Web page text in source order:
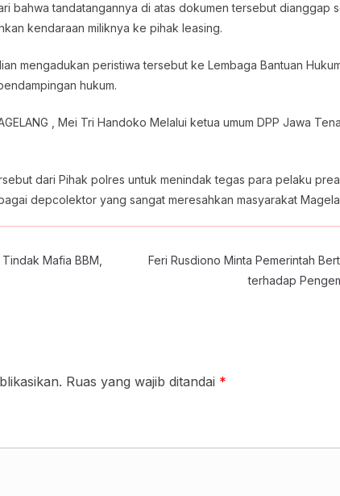
bahwa tandatangannya di atas dokumen tersebut dianggap
kendaraan miliknya ke pihak leasing.
mengadukan peristiwa tersebut ke Lembaga Bantuan
hukum.
, Mei Tri Handoko Melalui ketua umum DPP Jawa
dari Pihak polres untuk menindak tegas para pelaku
depcolektor yang sangat meresahkan masyarakat
Mafia BBM,
Feri Rusdiono Minta Pemerintah
terhadap
Ruas yang wajib ditandai *